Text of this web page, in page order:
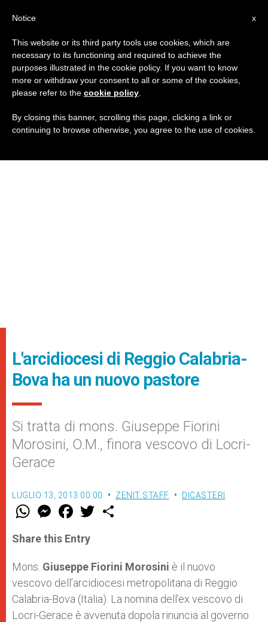
L'arcidiocesi di Reggio Calabria-
Bova ha un nuovo pastore
Si tratta di mons. Giuseppe Fiorini
Morosini, O.M., finora vescovo di Locri-
Gerace
LUGLIO 13, 2013 00:00 ZENIT STAFF DICASTERI
W
t
s
p
p
M
e
s
e
g
e
r
F
a
e
b
o
k
w
r
Share this Entry
Mons. Giuseppe Fiorini Morosini è il nuovo
vescovo dell’arcidiocesi metropolitana di Reggio
Calabria-Bova (Italia). La nomina dell’ex vescovo di
Locri-Gerace è avvenuta dopola rinuncia al governo
x
Notice
This website or its third party tools use cookies, which are
necessary to its functioning and required to achieve the
purposes illustrated in the cookie policy. If you want to know
more or withdraw your consent to all or some of the cookies,
please refer to the cookie policy
By closing this banner, scrolling this page, clicking a link or
continuing to browse otherwise, you agree to the use of cookies.